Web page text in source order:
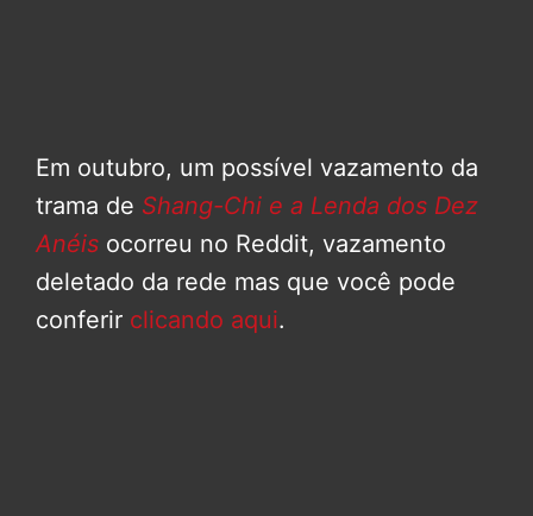
Em outubro, um possível vazamento da
trama de Shang-Chi e a Lenda dos Dez
Anéis ocorreu no Reddit, vazamento
deletado da rede mas que você pode
conferir clicando aqui.